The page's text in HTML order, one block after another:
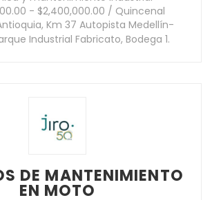
- $2,400,000.00 / Quincenal
Km 37 Autopista Medellín-
Industrial Fabricato, Bodega 1.
DE MANTENIMIENTO
EN MOTO